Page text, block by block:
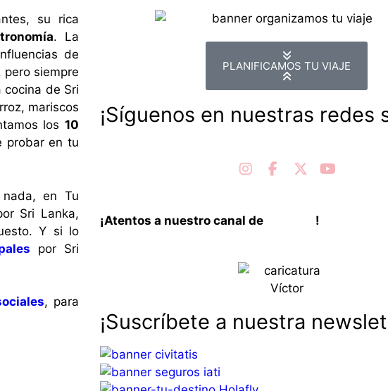
su rica
. La
de
siempre
cocina de Sri
mariscos
los 10
probar en tu
en Tu
Sri Lanka,
Y si lo
por Sri
, para
PLANIFICAMOS TU VIAJE
¡Síguenos en nuestras redes
instagramfacebookX Twitter
¡Atentos a nuestro canal de !
¡Suscríbete a nuestra